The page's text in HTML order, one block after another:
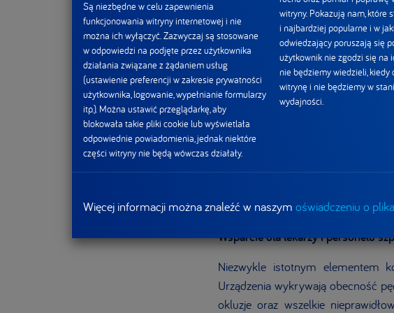
zdrowienia ma ogromne
również ma wpływ na większą
dostosowanie jej do
rozwiązanie, które ułatwia
i bezpieczeństwa.
- Naszą ambicją jest, aby
bezpiecznego i skutecznego
ale realna pomoc dla rodzin i
pacjentów. Wierzymy, że dzięki
Nutricia Polska .
Wsparcie dla lekarzy i personelu
Niezwykle istotnym elementem
Urządzenia wykrywają obecność
okluzje oraz wszelkie
Są niezbędne w celu zapewnienia
funkcjonowania witryny internetowej i nie
można ich wyłączyć. Zazwyczaj są stosowane
w odpowiedzi na podjęte przez użytkownika
działania związane z żądaniem usług
(ustawienie preferencji w zakresie prywatności
użytkownika, logowanie, wypełnianie formularzy
itp.). Można ustawić przeglądarkę, aby
blokowała takie pliki cookie lub wyświetlała
odpowiednie powiadomienia, jednak niektóre
części witryny nie będą wówczas działały.
witryny. Pokazują nam, które
i najbardziej popularne i w
odwiedzający poruszają się
użytkownik nie zgodzi się na
nie będziemy wiedzieli, kiedy
witrynę i nie będziemy w
wydajności.
Więcej informacji można znaleźć w naszym oświadczeniu o